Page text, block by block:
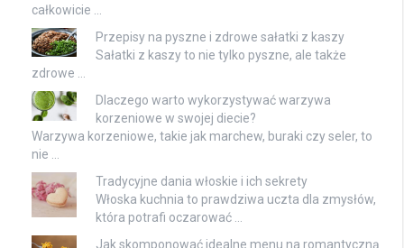
całkowicie …
Przepisy na pyszne i zdrowe sałatki z kaszy
Sałatki z kaszy to nie tylko pyszne, ale także
zdrowe …
Dlaczego warto wykorzystywać warzywa
korzeniowe w swojej diecie?
Warzywa korzeniowe, takie jak marchew, buraki czy seler, to
nie …
Tradycyjne dania włoskie i ich sekrety
Włoska kuchnia to prawdziwa uczta dla zmysłów,
która potrafi oczarować …
Jak skomponować idealne menu na romantyczną